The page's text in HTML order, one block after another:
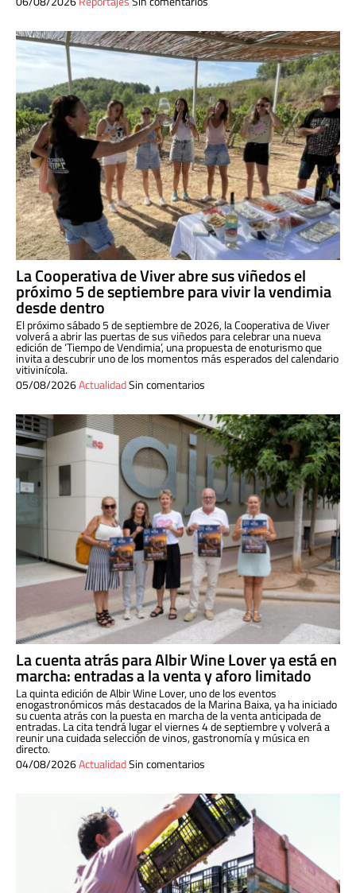
La Cooperativa de Viver abre sus viñedos el
próximo 5 de septiembre para vivir la vendimia
desde dentro
El próximo sábado 5 de septiembre de 2026, la Cooperativa de Viver
volverá a abrir las puertas de sus viñedos para celebrar una nueva
edición de ‘Tiempo de Vendimia’, una propuesta de enoturismo que
invita a descubrir uno de los momentos más esperados del calendario
vitivinícola.
05/08/2026ActualidadSin comentarios
La cuenta atrás para Albir Wine Lover ya está en
marcha: entradas a la venta y aforo limitado
La quinta edición de Albir Wine Lover, uno de los eventos
enogastronómicos más destacados de la Marina Baixa, ya ha iniciado
su cuenta atrás con la puesta en marcha de la venta anticipada de
entradas. La cita tendrá lugar el viernes 4 de septiembre y volverá a
reunir una cuidada selección de vinos, gastronomía y música en
directo.
04/08/2026ActualidadSin comentarios